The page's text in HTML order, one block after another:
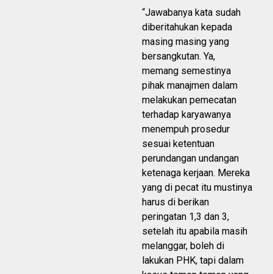
“Jawabanya kata sudah
diberitahukan kepada
masing masing yang
bersangkutan. Ya,
memang semestinya
pihak manajmen dalam
melakukan pemecatan
terhadap karyawanya
menempuh prosedur
sesuai ketentuan
perundangan undangan
ketenaga kerjaan. Mereka
yang di pecat itu mustinya
harus di berikan
peringatan 1,3 dan 3,
setelah itu apabila masih
melanggar, boleh di
lakukan PHK, tapi dalam